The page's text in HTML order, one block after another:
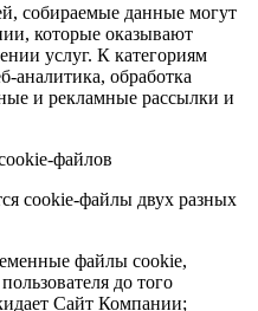
собираемые данные могут
которые оказывают
услуг. К категориям
аналитика, обработка
и рекламные рассылки и
файлов
cookie-файлы двух разных
файлы cookie,
до того
Сайт Компании;